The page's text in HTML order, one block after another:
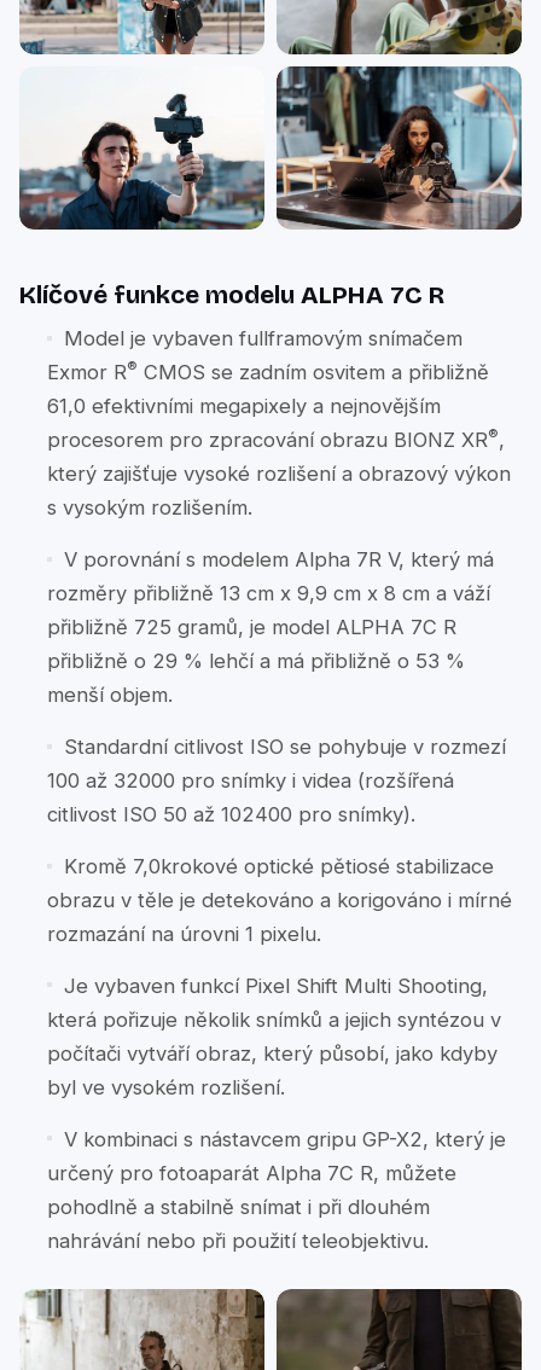
Klíčové funkce modelu ALPHA 7C R
Model je vybaven fullframovým snímačem
Exmor R® CMOS se zadním osvitem a přibližně
61,0 efektivními megapixely a nejnovějším
procesorem pro zpracování obrazu BIONZ XR®,
který zajišťuje vysoké rozlišení a obrazový výkon
s vysokým rozlišením.
V porovnání s modelem Alpha 7R V, který má
rozměry přibližně 13 cm x 9,9 cm x 8 cm a váží
přibližně 725 gramů, je model ALPHA 7C R
přibližně o 29 % lehčí a má přibližně o 53 %
menší objem.
Standardní citlivost ISO se pohybuje v rozmezí
100 až 32000 pro snímky i videa (rozšířená
citlivost ISO 50 až 102400 pro snímky).
Kromě 7,0krokové optické pětiosé stabilizace
obrazu v těle je detekováno a korigováno i mírné
rozmazání na úrovni 1 pixelu.
Je vybaven funkcí Pixel Shift Multi Shooting,
která pořizuje několik snímků a jejich syntézou v
počítači vytváří obraz, který působí, jako kdyby
byl ve vysokém rozlišení.
V kombinaci s nástavcem gripu GP-X2, který je
určený pro fotoaparát Alpha 7C R, můžete
pohodlně a stabilně snímat i při dlouhém
nahrávání nebo při použití teleobjektivu.